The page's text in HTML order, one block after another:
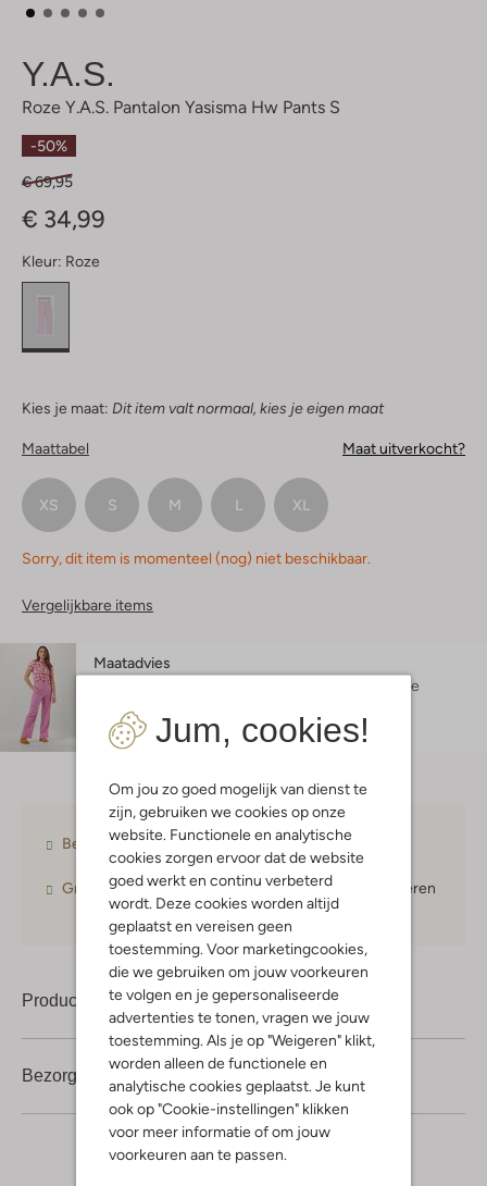
Jum, cookies!
Om jou zo goed mogelijk van dienst te
zijn, gebruiken we cookies op onze
website. Functionele en analytische
cookies zorgen ervoor dat de website
goed werkt en continu verbeterd
wordt. Deze cookies worden altijd
geplaatst en vereisen geen
toestemming. Voor marketingcookies,
die we gebruiken om jouw voorkeuren
te volgen en je gepersonaliseerde
advertenties te tonen, vragen we jouw
toestemming. Als je op "Weigeren" klikt,
worden alleen de functionele en
analytische cookies geplaatst. Je kunt
ook op "Cookie-instellingen" klikken
voor meer informatie of om jouw
voorkeuren aan te passen.
Y.a.s.
Roze Y.a.s. Pantalon Yasisma Hw Pants S
-50%
€ 69,95
€ 34,99
Kleur: Roze
Kies je maat: Dit item valt normaal, kies je eigen maat
Maattabel Maat uitverkocht?
XS S M L XL
Sorry, dit item is momenteel (nog) niet beschikbaar.
Vergelijkbare items
Maatadvies
De
pasvorm is
Betaal achterafmet Klarna
Gratis verzendingvanaf € 75,- 30 dagen retourneren
Product informatie
Bezorgen & retourneren